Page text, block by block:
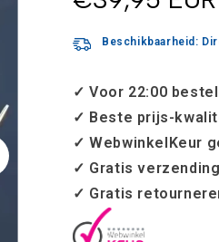
Beschikbaarheid:
✓ Voor 22:00
✓ Beste prijs-
✓ WebwinkelKeur
✓ Gratis
✓ Gratis